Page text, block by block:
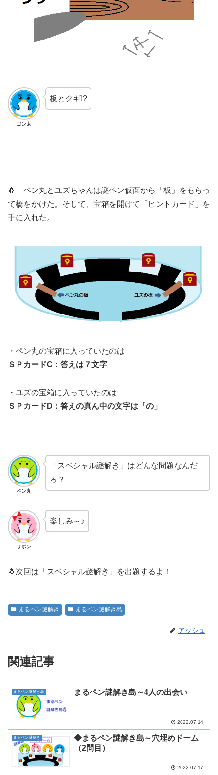
ゴン太
板とクギ!?
🐧 ペン丸とユズちゃんは謎ペン仮面から「板」をもらっ
て橋をかけた。そして、宝箱を開けて「ヒントカード」を
手に入れた。
・ペン丸の宝箱に入っていたのは
ＳＰカードC：答えは７文字
・ユズの宝箱に入っていたのは
ＳＰカードD：答えの真ん中の文字は「の」
ペン丸
「スペシャル謎解き」はどんな問題なんだ
ろ？
リボン
楽しみ～♪
🐧次回は「スペシャル謎解き」を出題するよ！
まるペン謎解き まるペン謎解き島
アッシュ
関連記事
まるペン謎解き島 まるペン謎解き島～4人の出会い
2022.07.14
まるペン謎解き
◆まるペン謎解き島～穴埋めドーム
（2問目）
2022.07.17